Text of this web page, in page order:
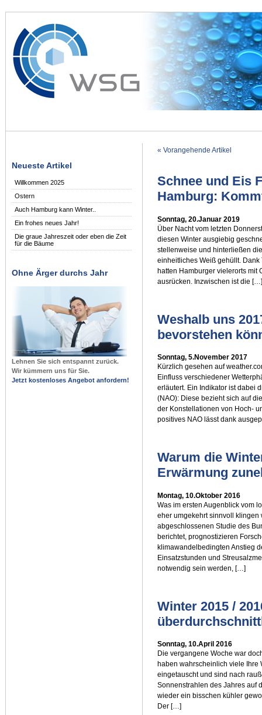
Neueste Artikel
Willkommen 2025
Ostern
Auch Hamburg kann Winter..
Ein frohes neues Jahr!
Die graue Jahreszeit oder eben die Zeit
für die Bäume
Ohne Ärger durchs Jahr
Lehnen Sie sich entspannt zurück.
Wir kümmern uns für Sie.
Jetzt kostenloses Angebot anfordern!
« Vorangehende Artikel
Schnee und Eis
Hamburg:
Sonntag, 20.Januar 2019
Über Nacht vom letzten
diesen Winter ausgiebig
stellenweise und hinterließen
einheitliches Weiß gehüllt.
hatten Hamburger vielerorts mit
ausrücken. Inzwischen ist die […]
Weshalb uns
bevorstehen
Sonntag, 5.November 2017
Kürzlich gesehen auf
Einfluss verschiedener
erläutert. Ein Indikator ist dabei
(NAO): Diese bezieht sich auf
der Konstellationen von Hoch-
positives NAO lässt dank
Warum die
Erwärmung
Montag, 10.Oktober 2016
Was im ersten Augenblick vom
eher umgekehrt sinnvoll klingen
abgeschlossenen Studie des
berichtet, prognostizieren
klimawandelbedingten Anstieg
Einsatzstunden und
notwendig sein werden, […]
Winter 2015 /
Sonntag, 10.April 2016
Die vergangene Woche war
haben wahrscheinlich viele Ihre
eingetauscht und sind nach
Sonnenstrahlen des Jahres auf
wieder ein bisschen kühler
Der […]